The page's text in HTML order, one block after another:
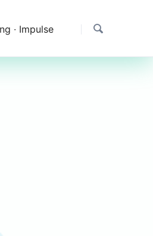
∙ Impulse